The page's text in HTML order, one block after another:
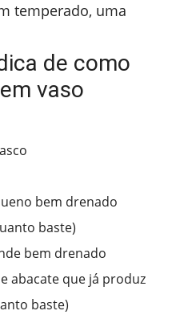
temperado, uma
de como
vaso
bem drenado
baste)
bem drenado
abacate que já produz
baste)